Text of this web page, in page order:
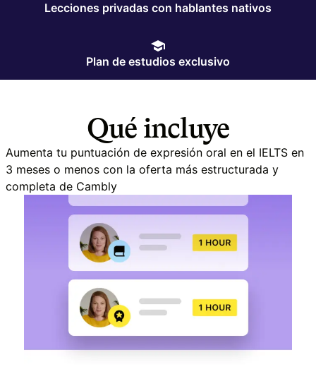
Lecciones privadas con hablantes nativos
Plan de estudios exclusivo
Qué incluye
Aumenta tu puntuación de expresión oral en el IELTS en
3 meses o menos con la oferta más estructurada y
completa de Cambly